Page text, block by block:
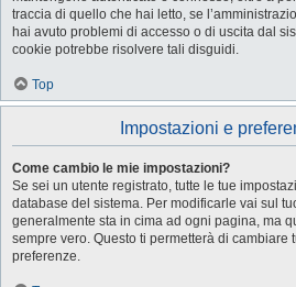
traccia di quello che hai letto, se
hai avuto problemi di accesso o di uscita dal
cookie potrebbe risolvere tali disguidi.
Top
Impostazioni e
Come cambio le mie impostazioni?
Se sei un utente registrato, tutte le tue
database del sistema. Per modificarle vai sul
generalmente sta in cima ad ogni pagina, ma
sempre vero. Questo ti permetterà di cambiare
preferenze.